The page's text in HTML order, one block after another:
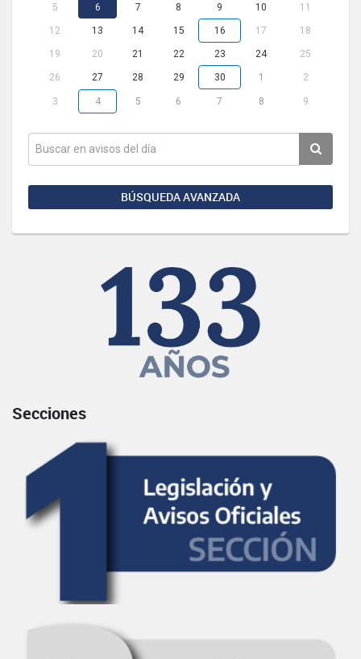
5
6 7 8 9 10 11
12 13 14 15 16 17 18
19 20 21 22 23 24 25
26 27 28 29 30 1 2
3 4 5 6 7 8 9
BÚSQUEDA AVANZADA
Secciones